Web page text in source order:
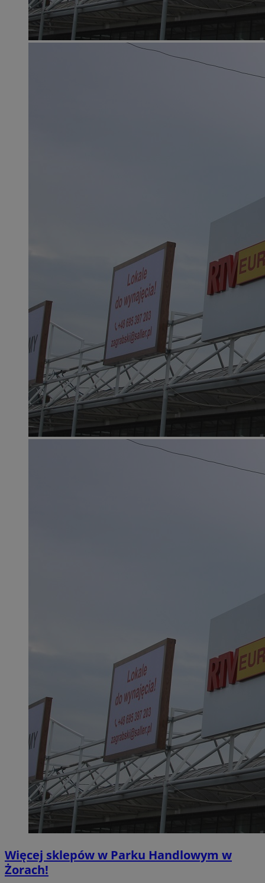
Więcej sklepów w Parku Handlowym w
Żorach!